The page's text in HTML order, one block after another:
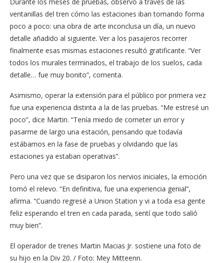
ventanillas del tren cómo las estaciones iban tomando forma
poco a poco: una obra de arte inconclusa un día, un nuevo
detalle añadido al siguiente. Ver a los pasajeros recorrer
finalmente esas mismas estaciones resultó gratificante. “Ver
todos los murales terminados, el trabajo de los suelos, cada
detalle… fue muy bonito”, comenta.
Asimismo, operar la extensión para el público por primera vez
fue una experiencia distinta a la de las pruebas. “Me estresé un
poco”, dice Martin. “Tenía miedo de cometer un error y
pasarme de largo una estación, pensando que todavía
estábamos en la fase de pruebas y olvidando que las
estaciones ya estaban operativas”.
Pero una vez que se disiparon los nervios iniciales, la emoción
tomó el relevo. “En definitiva, fue una experiencia genial”,
afirma. “Cuando regresé a Union Station y vi a toda esa gente
feliz esperando el tren en cada parada, sentí que todo salió
muy bien”.
El operador de trenes Martin Macias Jr. sostiene una foto de
su hijo en la Div 20. / Foto: Mey Mitteenn.